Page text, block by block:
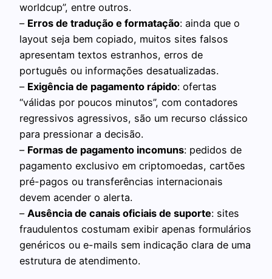
worldcup”, entre outros.
– Erros de tradução e formatação: ainda que o
layout seja bem copiado, muitos sites falsos
apresentam textos estranhos, erros de
português ou informações desatualizadas.
– Exigência de pagamento rápido: ofertas
“válidas por poucos minutos”, com contadores
regressivos agressivos, são um recurso clássico
para pressionar a decisão.
– Formas de pagamento incomuns: pedidos de
pagamento exclusivo em criptomoedas, cartões
pré-pagos ou transferências internacionais
devem acender o alerta.
– Ausência de canais oficiais de suporte: sites
fraudulentos costumam exibir apenas formulários
genéricos ou e-mails sem indicação clara de uma
estrutura de atendimento.